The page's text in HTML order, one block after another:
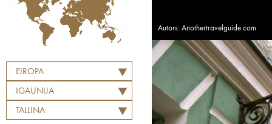
EIROPA
IGAUNIJA
TALLINA
Autors: Anothertravelguide.com